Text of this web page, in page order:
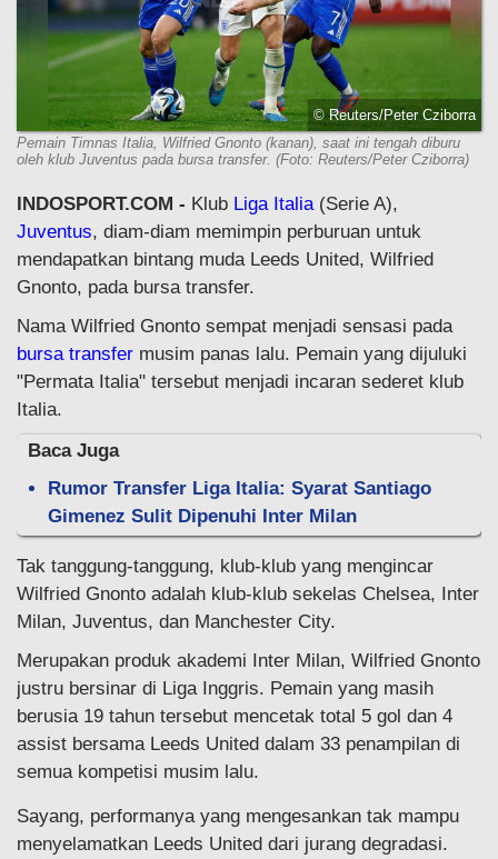
© Reuters/Peter Cziborra
Pemain Timnas Italia, Wilfried Gnonto (kanan), saat ini tengah diburu
oleh klub Juventus pada bursa transfer. (Foto: Reuters/Peter Cziborra)
INDOSPORT.COM - Klub Liga Italia (Serie A),
Juventus, diam-diam memimpin perburuan untuk
mendapatkan bintang muda Leeds United, Wilfried
Gnonto, pada bursa transfer.
Nama Wilfried Gnonto sempat menjadi sensasi pada
bursa transfer musim panas lalu. Pemain yang dijuluki
"Permata Italia" tersebut menjadi incaran sederet klub
Italia.
Baca Juga
Rumor Transfer Liga Italia: Syarat Santiago
Gimenez Sulit Dipenuhi Inter Milan
Tak tanggung-tanggung, klub-klub yang mengincar
Wilfried Gnonto adalah klub-klub sekelas Chelsea, Inter
Milan, Juventus, dan Manchester City.
Merupakan produk akademi Inter Milan, Wilfried Gnonto
justru bersinar di Liga Inggris. Pemain yang masih
berusia 19 tahun tersebut mencetak total 5 gol dan 4
assist bersama Leeds United dalam 33 penampilan di
semua kompetisi musim lalu.
Sayang, performanya yang mengesankan tak mampu
menyelamatkan Leeds United dari jurang degradasi.